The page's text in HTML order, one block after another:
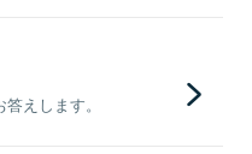
えします。